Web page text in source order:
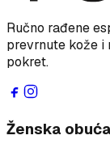
Ručno rađene
prevrnute kože i
pokret.
Ženska obuća